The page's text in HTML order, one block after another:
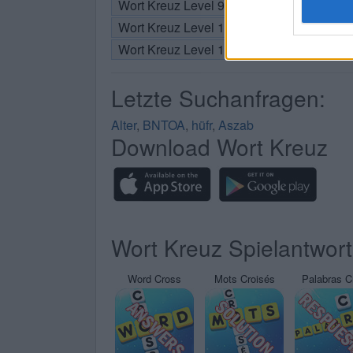
Wort Kreuz Level 9
Wort Kreuz Level 10
Wort Kreuz Level 11
Letzte Suchanfragen:
Alter, BNTOA, hüfr, Aszab
Download Wort Kreuz
Wort Kreuz
Word Cross Mots Croisés Palabras